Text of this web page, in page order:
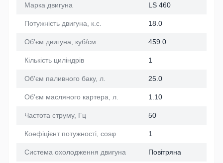
Марка двигуна LS 460
Потужність двигуна, к.с. 18.0
Об'єм двигуна, куб/см 459.0
Кількість циліндрів 1
Об'єм паливного баку, л. 25.0
Об'єм масляного картера, л. 1.10
Частота струму, Гц 50
Коефіцієнт потужності, cosφ 1
Система охолодження двигуна Повітряна